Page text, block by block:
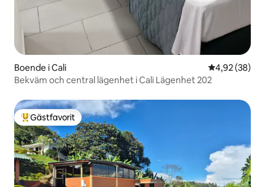
Boende i Cali 4,92 av 5 i
4,92 (38)
Bekväm och central lägenhet i Cali Lägenhet 202
Populär gästfavorit
Gästfavorit